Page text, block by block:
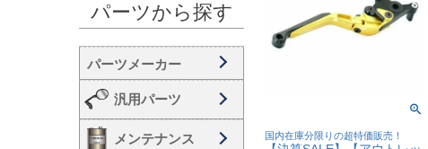
パーツから探す
汎用パーツ
メンテナンス 国内在庫分限りの超特価販売！